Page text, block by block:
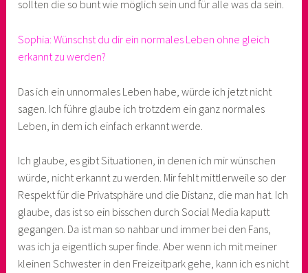
sollten die so bunt wie möglich sein und für alle was da sein.
Sophia: Wünschst du dir ein normales Leben ohne gleich
erkannt zu werden?
Das ich ein unnormales Leben habe, würde ich jetzt nicht
sagen. Ich führe glaube ich trotzdem ein ganz normales
Leben, in dem ich einfach erkannt werde.
Ich glaube, es gibt Situationen, in denen ich mir wünschen
würde, nicht erkannt zu werden. Mir fehlt mittlerweile so der
Respekt für die Privatsphäre und die Distanz, die man hat. Ich
glaube, das ist so ein bisschen durch Social Media kaputt
gegangen. Da ist man so nahbar und immer bei den Fans,
was ich ja eigentlich super finde. Aber wenn ich mit meiner
kleinen Schwester in den Freizeitpark gehe, kann ich es nicht